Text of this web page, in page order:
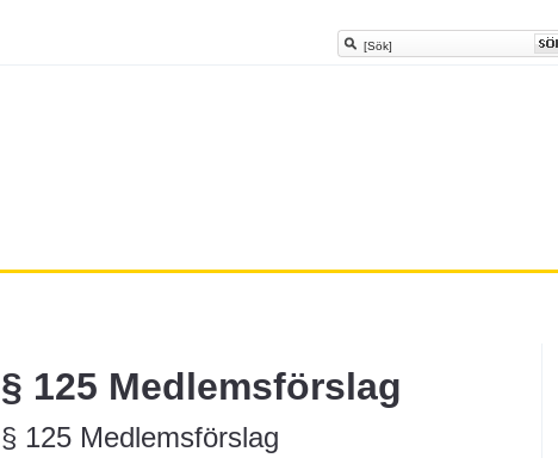
§ 125 Medlemsförslag
§ 125 Medlemsförslag